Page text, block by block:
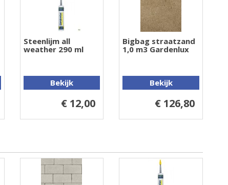
Steenlijm all
weather 290 ml
Bekijk
€ 12,00
Bigbag straatzand
1,0 m3 Gardenlux
Bekijk
€ 126,80